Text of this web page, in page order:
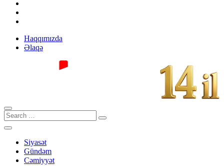
Haqqımızda
Əlaqə
Siyasət
Gündəm
Cəmiyyət